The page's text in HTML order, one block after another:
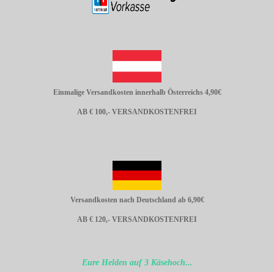
Einmalige Versandkosten innerhalb Österreichs 4,90€
AB € 100,- VERSANDKOSTENFREI
Versandkosten nach Deutschland ab 6,90€
AB € 120,- VERSANDKOSTENFREI
Eure Helden auf 3 Käsehoch...